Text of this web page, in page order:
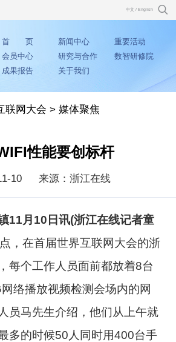
中文 / English
首 页 新闻中心
重要活动
会员中心
研究与合作
数智研修院
成果报告
关于我们
联网大会 >媒体聚焦
性能要创标杆
10 来源：浙江在线
月10日讯(浙江在线记者童
，在首届世界互联网大会的浙
每个工作人员面前都放着8台
络播放视频检测会场内的网
员马先生介绍，他们从上午就
多的时候50人同时用400台手